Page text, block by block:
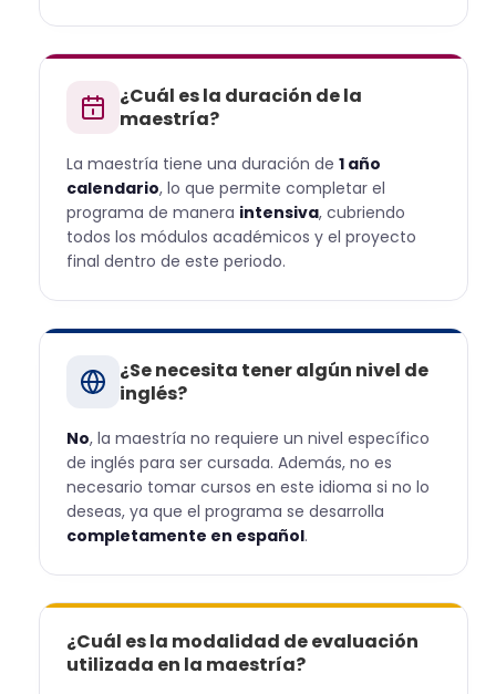
¿Cuál es la duración de la
maestría?
La maestría tiene una duración de 1 año
calendario, lo que permite completar el
programa de manera intensiva, cubriendo
todos los módulos académicos y el proyecto
final dentro de este periodo.
¿Se necesita tener algún nivel de
inglés?
No, la maestría no requiere un nivel específico
de inglés para ser cursada. Además, no es
necesario tomar cursos en este idioma si no lo
deseas, ya que el programa se desarrolla
completamente en español.
¿Cuál es la modalidad de evaluación
utilizada en la maestría?